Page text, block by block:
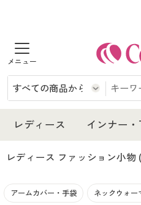
商品を探す
レディース
レディースファッション
女性下着
インナー・下着
インナー・下着通販すべて
女性下着
メンズ
メンズ通販すべて
家電・雑貨
レディース インナー
レディース ファッション小物
アームカバー・手袋 ネックウォー